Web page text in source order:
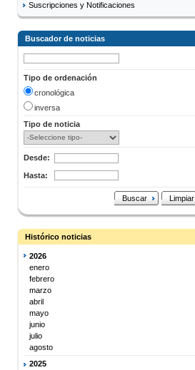
Suscripciones y Notificaciones
Buscador de noticias
Tipo de ordenación
cronológica
inversa
Tipo de noticia
Desde:
Hasta:
Buscar Limpiar
Histórico noticias
2026
enero
febrero
marzo
abril
mayo
junio
julio
agosto
2025